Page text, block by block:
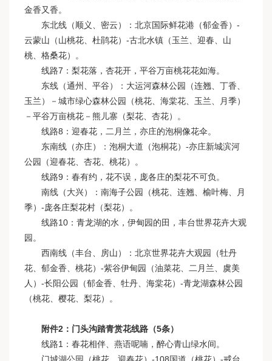
金香又香。
东北线（顺义、密云）：北京国际鲜花港（郁金香）-
云蒙山（山桃花、杜鹃花）-古北水镇（玉兰、迎春、山
桃、格桑花）。
线路7：梨花落，杏花开，平谷万亩桃花花如海。
东线（通州、平谷）：大运河森林公园（连翘、丁香、
玉兰）－城市绿心森林公园（桃花、海棠花、玉兰、月季）
－平谷万亩桃花－熊儿寨（梨花、杏花）。
线路8：迎春花，二月兰，亦庄的泡桐像花伞。
东南线（亦庄）：泡桐大道（泡桐花）-亦庄新城滨河
公园（迎春花、杏花、桃花）。
线路9：春有约，花不误，庞各庄的梨花不可负。
南线（大兴）：南海子公园（桃花、连翘、榆叶梅、月
季）-庞各庄梨花村（梨花）。
线路10：青龙湖的水，伊甸园的田，丰台世界花卉大观
园。
西南线（丰台、房山）：北京世界花卉大观园（牡丹
花、郁金香、桃花）-紫谷伊甸园（油菜花、二月兰、虞美
人）-长阳公园（郁金香、牡丹、海棠花）-青龙湖森林公园
（桃花、樱花、梨花）。
附件2：门头沟踏青赏花线路（5条）
线路1：春花相伴、燕语呢喃，醉心青山绿水间。
门城湖公园（桃花、迎春花）-108国道（桃花）-戒台